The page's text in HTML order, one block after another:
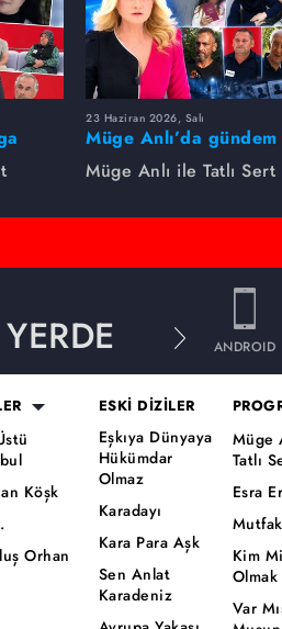
23 Haziran 2026, Salı
Müge Anlı’da gündem
sarsıldı! Kayıp
aile ihanetleri herkesi
Müge Anlı ile Tatlı Sert
ANDROID
Köşk
Orhan
ESKİ DİZİLER
Eşkıya Dünyaya
Hükümdar
Olmaz
Karadayı
Kara Para Aşk
Sen Anlat
Karadeniz
Müge
Tatlı
Esra
Kim
Var